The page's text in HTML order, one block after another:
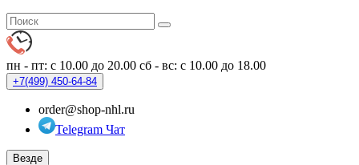
пн - пт: с 10.00 до 20.00 сб - вс: с 10.00 до 18.00
+7(499) 450-64-84
order@shop-nhl.ru
Telegram Чат
Везде